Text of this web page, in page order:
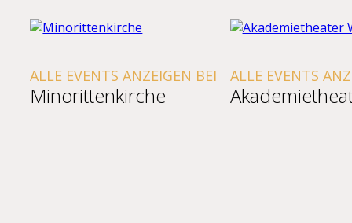
ALLE EVENTS ANZEIGEN BEI
Minorittenkirche
ALLE EVENTS